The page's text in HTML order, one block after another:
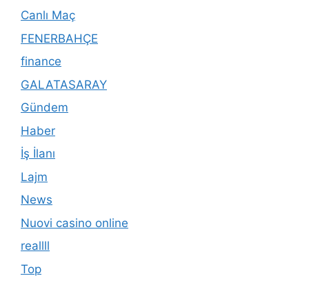
Canlı Maç
FENERBAHÇE
finance
GALATASARAY
Gündem
Haber
İş İlanı
Lajm
News
Nuovi casino online
reallll
Top